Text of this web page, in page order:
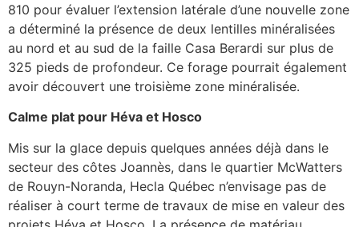
810 pour évaluer l’extension latérale d’une nouvelle zone
a déterminé la présence de deux lentilles minéralisées
au nord et au sud de la faille Casa Berardi sur plus de
325 pieds de profondeur. Ce forage pourrait également
avoir découvert une troisième zone minéralisée.
Calme plat pour Héva et Hosco
Mis sur la glace depuis quelques années déjà dans le
secteur des côtes Joannès, dans le quartier McWatters
de Rouyn-Noranda, Hecla Québec n’envisage pas de
réaliser à court terme de travaux de mise en valeur des